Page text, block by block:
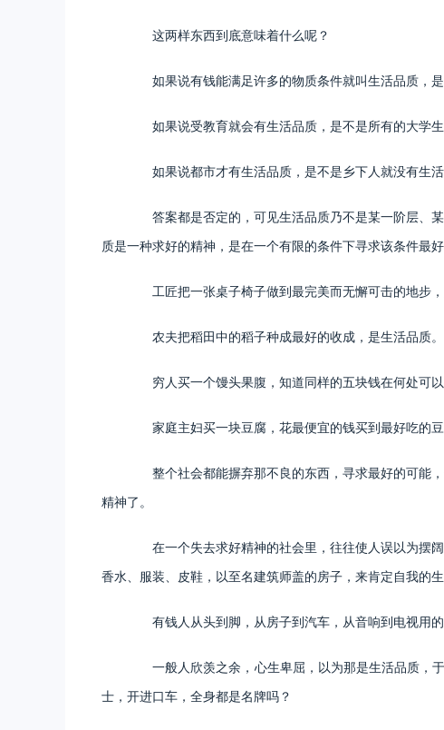
这两样东西到底意味着什么呢？
如果说有钱能满足许多的物质条件就叫生活品质，
如果说受教育就会有生活品质，是不是所有的大学
如果说都市才有生活品质，是不是乡下人就没有生
答案都是否定的，可见生活品质乃不是某一阶层、某
质是一种求好的精神，是在一个有限的条件下寻求该条件最
工匠把一张桌子椅子做到最完美而无懈可击的地步，
农夫把稻田中的稻子种成最好的收成，是生活品质。
穷人买一个馒头果腹，知道同样的五块钱在何处可以
家庭主妇买一块豆腐，花最便宜的钱买到最好吃的豆
整个社会都能摒弃那不良的东西，寻求最好的可能，
精神了。
在一个失去求好精神的社会里，往往使人误以为摆阔
香水、服装、皮鞋，以至名建筑师盖的房子，来肯定自我的
有钱人从头到脚，从房子到汽车，从音响到电视用的
一般人欣羡之余，心生卑屈，以为那是生活品质，于
士，开进口车，全身都是名牌吗？